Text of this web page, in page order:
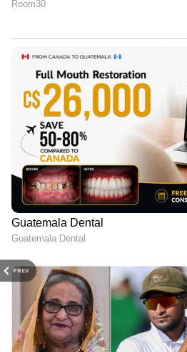
PREV